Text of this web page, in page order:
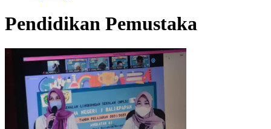
Pendidikan Pemustaka